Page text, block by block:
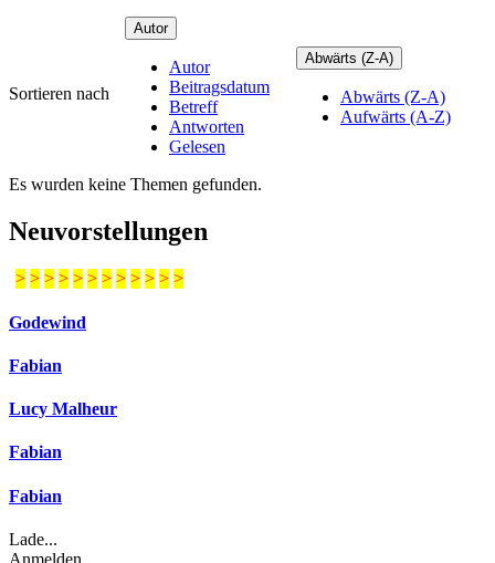
Sortieren nach
Autor
Autor
Beitragsdatum
Betreff
Antworten
Gelesen
Abwärts (Z-A)
Abwärts (Z-A)
Aufwärts (A-Z)
Es wurden keine Themen gefunden.
Neuvorstellungen
> > > > > > > > > > > >
Godewind
Fabian
Lucy Malheur
Fabian
Fabian
Lade...
Anmelden